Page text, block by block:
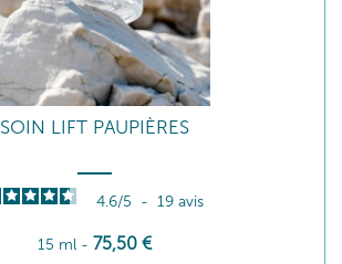
SOIN LIFT PAUPIÈRES
4.6/5 - 19 avis
15 ml - 75,50 €